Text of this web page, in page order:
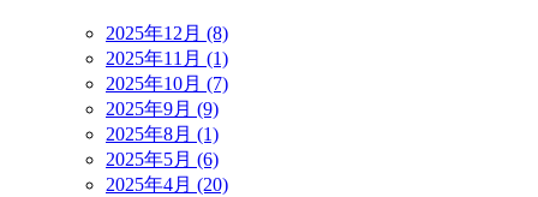
2025年12月 (8)
2025年11月 (1)
2025年10月 (7)
2025年9月 (9)
2025年8月 (1)
2025年5月 (6)
2025年4月 (20)